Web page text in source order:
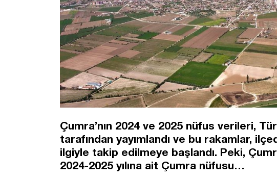
Çumra’nın 2024 ve 2025 nüfus verileri,
tarafından yayımlandı ve bu rakamlar,
ilgiyle takip edilmeye başlandı. Peki,
2024-2025 yılına ait Çumra nüfusu…